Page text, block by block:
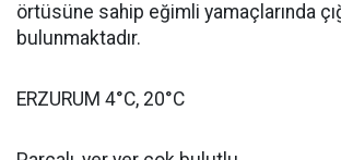
örtüsüne sahip eğimli yamaçlarında
bulunmaktadır.
ERZURUM 4°C, 20°C